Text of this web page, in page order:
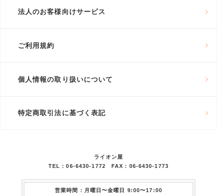
法人のお客様向けサービス
ご利用規約
個人情報の取り扱いについて
特定商取引法に基づく表記
ライオン屋
TEL：06-6430-1772 FAX：06-6430-1773
営業時間：月曜日〜金曜日 9:00〜17:00